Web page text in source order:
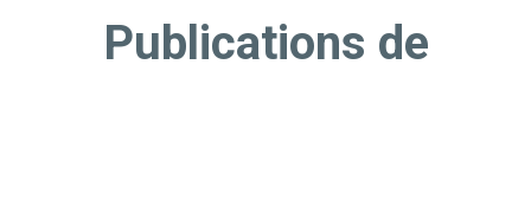
Publications de